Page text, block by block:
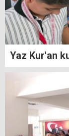
Yaz Kur'an